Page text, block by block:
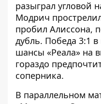
разыграл угловой
Модрич
пробил Алиссона,
дубль. Победа 3:1
шансы «Реала» на
гораздо
соперника.
В параллельном